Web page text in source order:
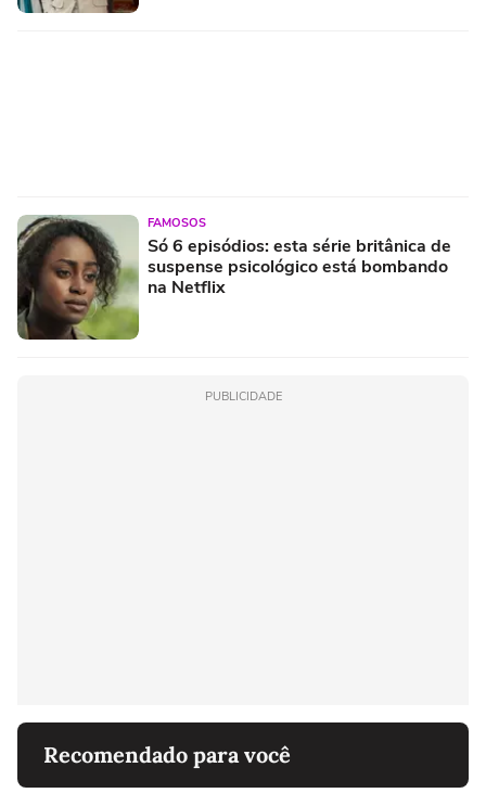
FAMOSOS
Só 6 episódios: esta série britânica de
suspense psicológico está bombando
na Netflix
PUBLICIDADE
Recomendado para você